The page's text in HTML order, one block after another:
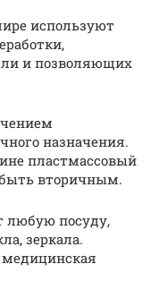
используют
и позволяющих
назначения.
пластмассовый
вторичным.
любую посуду,
зеркала.